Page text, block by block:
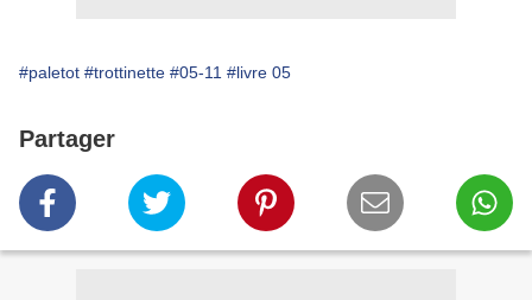
#paletot #trottinette #05-11 #livre 05
Partager